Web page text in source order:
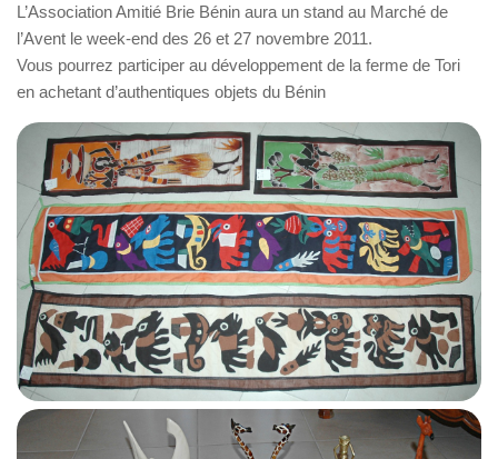
L’Association Amitié Brie Bénin aura un stand au Marché de
l’Avent le week-end des 26 et 27 novembre 2011.
Vous pourrez participer au développement de la ferme de Tori
en achetant d’authentiques objets du Bénin